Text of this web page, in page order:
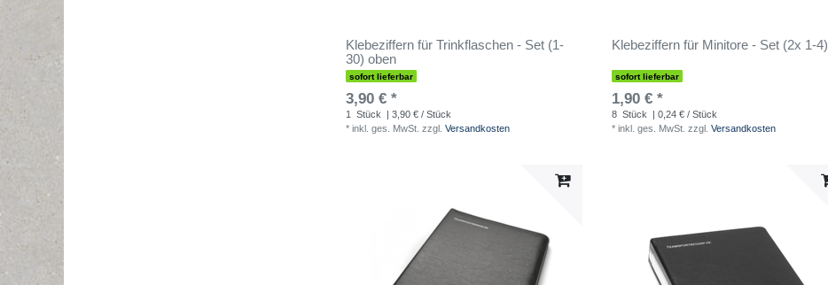
Klebeziffern für Trinkflaschen - Set (1-
30) oben
sofort lieferbar
3,90 € *
1 Stück
| 3,90 € / Stück
* inkl. ges. MwSt. zzgl. Versandkosten
Klebeziffern für Minitore - Set (2x 1-4)
sofort lieferbar
1,90 € *
8 Stück
| 0,24 € / Stück
* inkl. ges. MwSt. zzgl. Versandkosten